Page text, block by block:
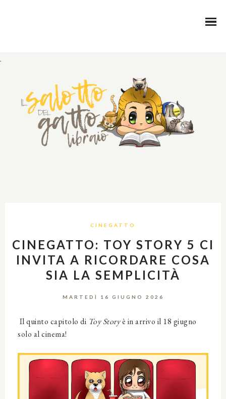
.
CINEGATTO
CINEGATTO: TOY STORY 5 CI
INVITA A RICORDARE COSA
SIA LA SEMPLICITÀ
MARTEDÌ 16 GIUGNO 2026
Il quinto capitolo di Toy Storyè in arrivo il 18 giugno
solo al cinema!